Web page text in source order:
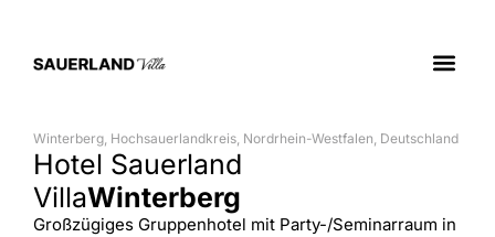
Winterberg, Hochsauerlandkreis, Nordrhein-Westfalen, Deutschland
Hotel Sauerland
VillaWinterberg
Großzügiges Gruppenhotel mit Party-/Seminarraum in